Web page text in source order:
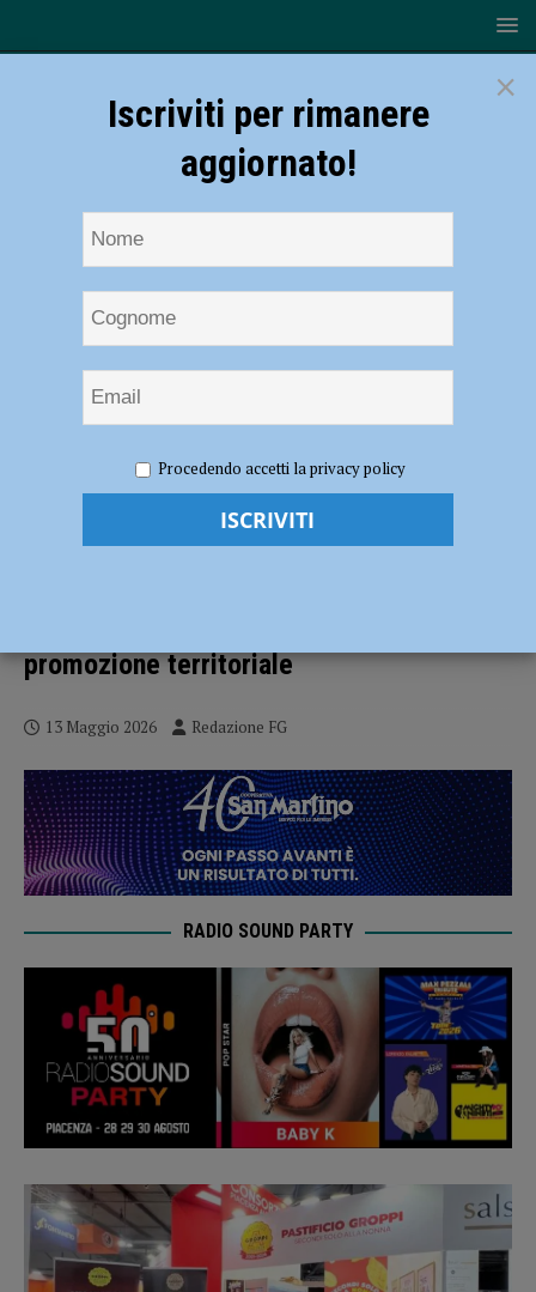
incontra il pastificio Groppi per un nuovo prodotto di eccellenza
enogastronomica e promozione territoriale
Il Nero di Pecorara incontra il pastificio
promozione territoriale
13 Maggio 2026 Redazione FG
RADIO SOUND PARTY
×
Iscriviti per rimanere
aggiornato!
Procedendo accetti la privacy policy